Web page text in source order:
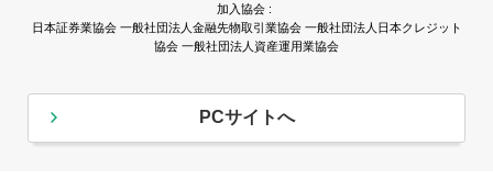
加入協会 :
日本証券業協会 一般社団法人金融先物取引業協会 一般社団法人日本クレジット
協会 一般社団法人資産運用業協会
PCサイトへ